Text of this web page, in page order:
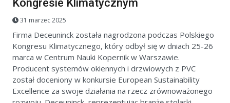
Kongresie Klimatycznym
31 marzec 2025
Firma Deceuninck została nagrodzona podczas Polskiego
Kongresu Klimatycznego, który odbył się w dniach 25-26
marca w Centrum Nauki Kopernik w Warszawie.
Producent systemów okiennych i drzwiowych z PVC
został doceniony w konkursie European Sustainability
Excellence za swoje działania na rzecz zrównoważonego